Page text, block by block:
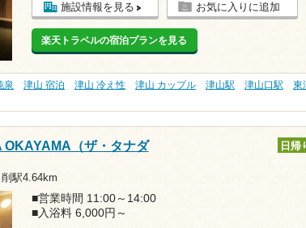
施設情報を見る お気に入りに追加
楽天トラベルの宿泊プランを見る
泉 津山 宿泊 津山 冷え性 津山 カップル 津山駅 津山口駅
東
（ザ・タナダ
削駅4.64km
日帰
■営業時間 11:00～14:00
■入浴料 6,000円～